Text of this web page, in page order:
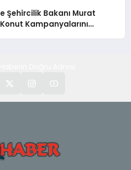
Şehircilik Bakanı Murat
Kampanyalarını